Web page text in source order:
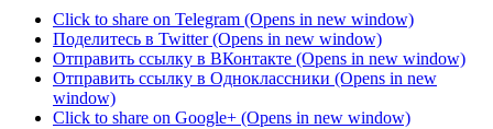
Click to share on Telegram (Opens in new window)
Поделитесь в Twitter (Opens in new window)
Отправить ссылку в ВКонтакте (Opens in new window)
Отправить ссылку в Одноклассники (Opens in new
window)
Click to share on Google+ (Opens in new window)